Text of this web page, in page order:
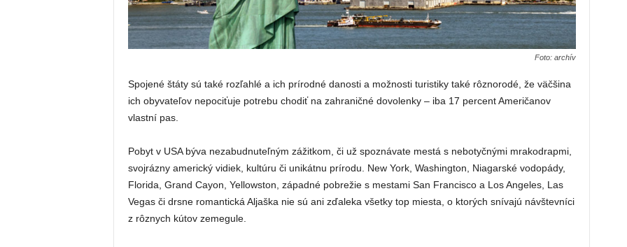
Foto: archív
Spojené štáty sú také rozľahlé a ich prírodné danosti a možnosti turistiky také rôznorodé, že väčšina
ich obyvateľov nepociťuje potrebu chodiť na zahraničné dovolenky – iba 17 percent Američanov
vlastní pas.
Pobyt v USA býva nezabudnuteľným zážitkom, či už spoznávate mestá s nebotyčnými mrakodrapmi,
svojrázny americký vidiek, kultúru či unikátnu prírodu. New York, Washington, Niagarské vodopády,
Florida, Grand Cayon, Yellowston, západné pobrežie s mestami San Francisco a Los Angeles, Las
Vegas či drsne romantická Aljaška nie sú ani zďaleka všetky top miesta, o ktorých snívajú návštevníci
z rôznych kútov zemegule.